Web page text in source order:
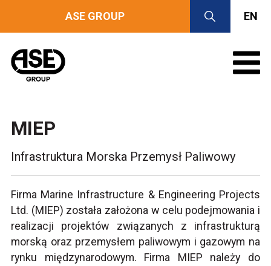
ASE GROUP EN
MIEP
Infrastruktura Morska Przemysł Paliwowy
Firma Marine Infrastructure & Engineering Projects
Ltd. (MIEP) została założona w celu podejmowania i
realizacji projektów związanych z infrastrukturą
morską oraz przemysłem paliwowym i gazowym na
rynku międzynarodowym. Firma MIEP należy do